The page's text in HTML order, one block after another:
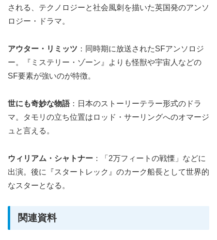
される、テクノロジーと社会風刺を描いた英国発のアンソ
ロジー・ドラマ。
アウター・リミッツ ：同時期に放送されたSFアンソロジ
ー。『ミステリー・ゾーン』よりも怪獣や宇宙人などの
SF要素が強いのが特徴。
世にも奇妙な物語：日本のストーリーテラー形式のドラ
マ。タモリの立ち位置はロッド・サーリングへのオマージ
ュと言える。
ウィリアム・シャトナー ：「2万フィートの戦慄」などに
出演。後に『スタートレック』のカーク船長として世界的
なスターとなる。
関連資料